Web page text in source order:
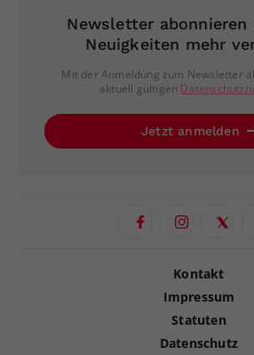
Newsletter abonnieren
Neuigkeiten mehr
Mit der Anmeldung zum Newsletter
aktuell gültigen
Jetzt anmelden
Kontakt
Impressum
Statuten
Datenschutz